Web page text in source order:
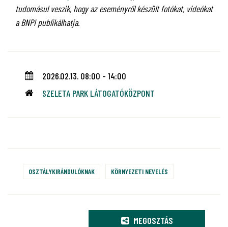
tudomásul veszik, hogy az eseményről készült fotókat, videókat
a BNPI publikálhatja.
2026.02.13. 08:00 - 14:00
SZELETA PARK LÁTOGATÓKÖZPONT
OSZTÁLYKIRÁNDULÓKNAK KÖRNYEZETI NEVELÉS
MEGOSZTÁS